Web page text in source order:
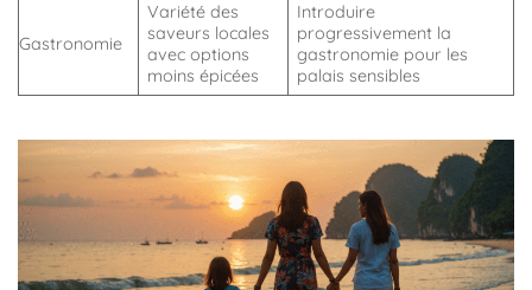
Gastronomie
Variété des
saveurs locales
avec options
moins épicées
Introduire
progressivement la
gastronomie pour les
palais sensibles